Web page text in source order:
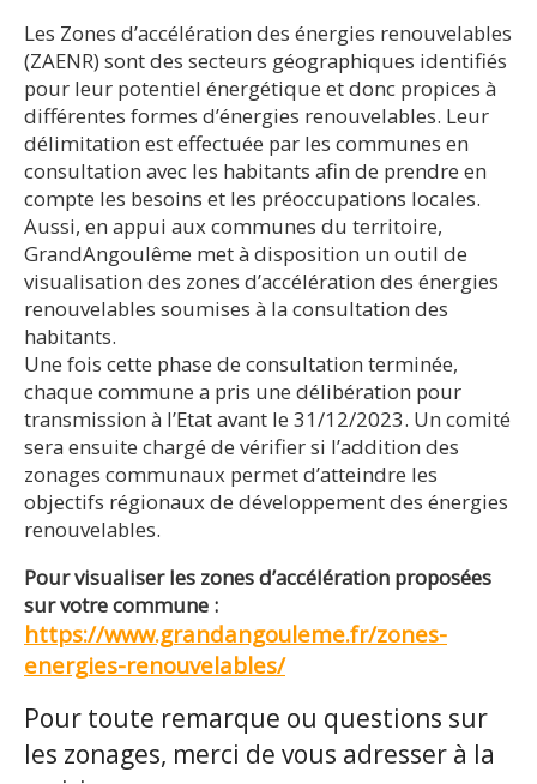
Les Zones d’accélération des énergies renouvelables
(ZAENR) sont des secteurs géographiques identifiés
pour leur potentiel énergétique et donc propices à
différentes formes d’énergies renouvelables. Leur
délimitation est effectuée par les communes en
consultation avec les habitants afin de prendre en
compte les besoins et les préoccupations locales.
Aussi, en appui aux communes du territoire,
GrandAngoulême met à disposition un outil de
visualisation des zones d’accélération des énergies
renouvelables soumises à la consultation des
habitants.
Une fois cette phase de consultation terminée,
chaque commune a pris une délibération pour
transmission à l’Etat avant le 31/12/2023. Un comité
sera ensuite chargé de vérifier si l’addition des
zonages communaux permet d’atteindre les
objectifs régionaux de développement des énergies
renouvelables.
Pour visualiser les zones d’accélération proposées
sur votre commune :
https://www.grandangouleme.fr/zones-
energies-renouvelables/
Pour toute remarque ou questions sur
les zonages, merci de vous adresser à la